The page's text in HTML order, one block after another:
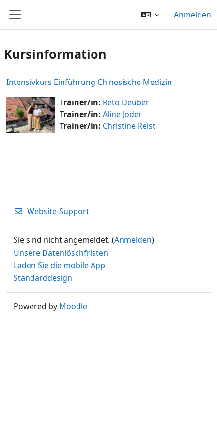
Website-Übersicht
Anmelden
Kursinformation
Intensivkurs Einführung Chinesische Medizin
Trainer/in: Reto Deuber
Trainer/in: Aline Joder
Trainer/in: Christine Reist
Website-Support
Sie sind nicht angemeldet. (Anmelden)
Unsere Datenlöschfristen
Laden Sie die mobile App
Standarddesign
Powered by Moodle